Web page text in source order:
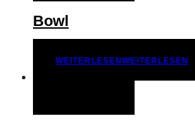
Bowl
WEITERLESENWEITERLESEN